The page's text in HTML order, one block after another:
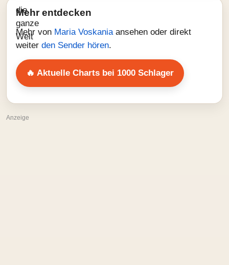
Mehr entdecken
Mehr von Maria Voskania ansehen oder direkt
weiter den Sender hören.
🔥 Aktuelle Charts bei 1000 Schlager
Anzeige